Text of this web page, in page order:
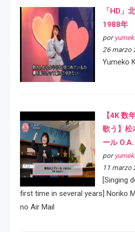
「HD
1988年
por
26 marzo
Yumeko
【4K 数
歌う】松
ール
por
11 marzo
[Singing
first time in several years] Noriko
no Air Mail